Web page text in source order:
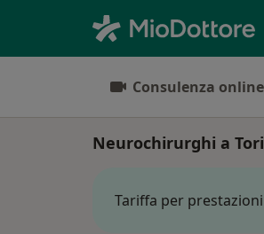
Consulenza online
Neurochirurghi a
Tariffa per